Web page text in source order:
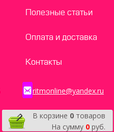
Полезные статьи
Оплата и доставка
Контакты
ritmonline@yandex.ru
В корзине 0 товаров
На сумму 0 руб.